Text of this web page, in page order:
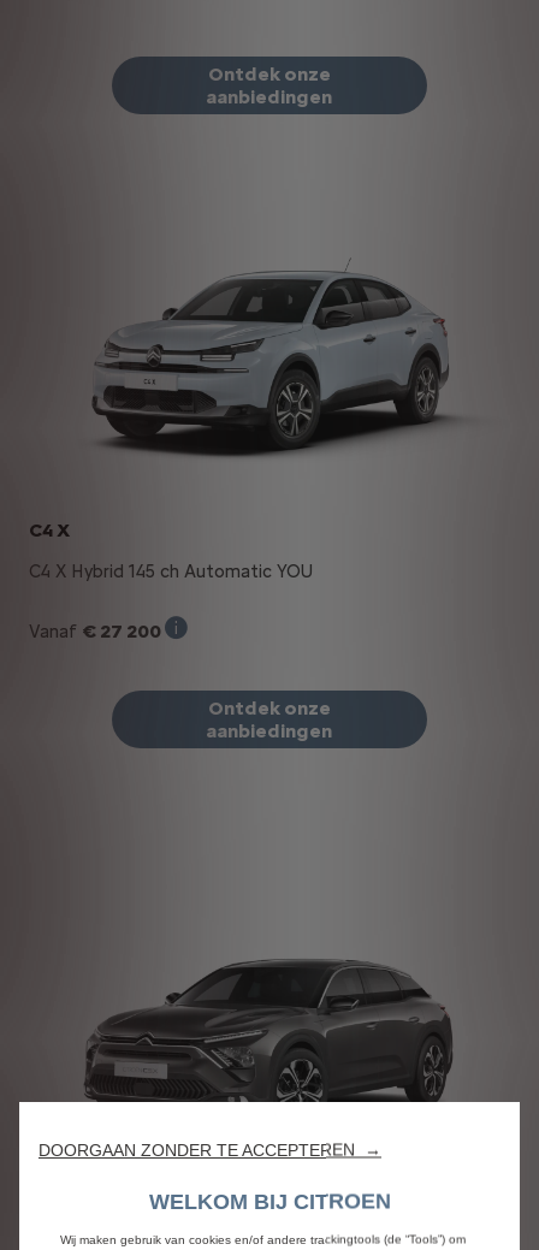
Ontdek onze
aanbiedingen
C4 X
C4 X Hybrid 145 ch Automatic YOU
Vanaf € 27 200
Ontdek onze
aanbiedingen
DOORGAAN ZONDER TE ACCEPTEREN →
WELKOM BIJ CITROEN
Wij maken gebruik van cookies en/of andere trackingtools (de “Tools”) om